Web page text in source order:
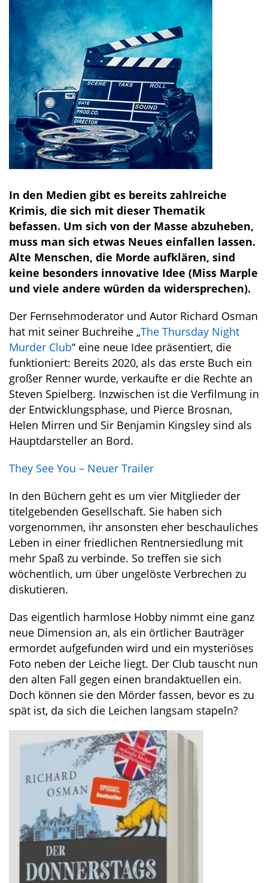
In den Medien gibt es bereits zahlreiche
Krimis, die sich mit dieser Thematik
befassen. Um sich von der Masse abzuheben,
muss man sich etwas Neues einfallen lassen.
Alte Menschen, die Morde aufklären, sind
keine besonders innovative Idee (Miss Marple
und viele andere würden da widersprechen).
Der Fernsehmoderator und Autor Richard Osman
hat mit seiner Buchreihe „The Thursday Night
Murder Club“ eine neue Idee präsentiert, die
funktioniert: Bereits 2020, als das erste Buch ein
großer Renner wurde, verkaufte er die Rechte an
Steven Spielberg. Inzwischen ist die Verfilmung in
der Entwicklungsphase, und Pierce Brosnan,
Helen Mirren und Sir Benjamin Kingsley sind als
Hauptdarsteller an Bord.
They See You – Neuer Trailer
In den Büchern geht es um vier Mitglieder der
titelgebenden Gesellschaft. Sie haben sich
vorgenommen, ihr ansonsten eher beschauliches
Leben in einer friedlichen Rentnersiedlung mit
mehr Spaß zu verbinde. So treffen sie sich
wöchentlich, um über ungelöste Verbrechen zu
diskutieren.
Das eigentlich harmlose Hobby nimmt eine ganz
neue Dimension an, als ein örtlicher Bauträger
ermordet aufgefunden wird und ein mysteriöses
Foto neben der Leiche liegt. Der Club tauscht nun
den alten Fall gegen einen brandaktuellen ein.
Doch können sie den Mörder fassen, bevor es zu
spät ist, da sich die Leichen langsam stapeln?